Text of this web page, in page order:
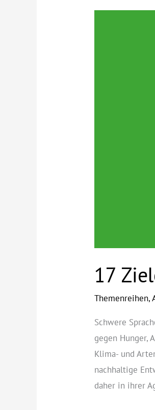
17
Themenreihen,
Schwere
gegen Hunger,
Klima- und
nachhaltige
daher in ihrer